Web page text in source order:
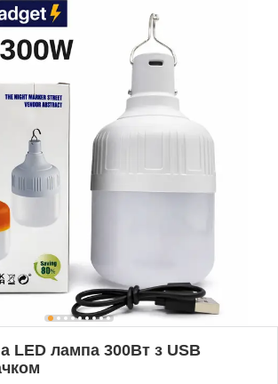
LED лампа 300Вт з USB